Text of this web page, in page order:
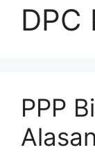
DPC
PPP